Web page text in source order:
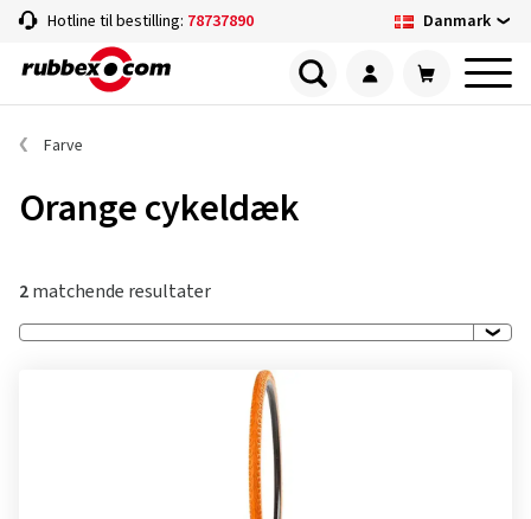
Hotline til bestilling: 78737890 Danmark
Farve
Orange cykeldæk
2matchende resultater